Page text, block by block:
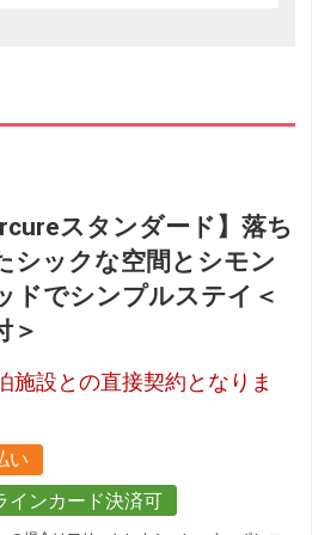
スタンダード】落ち
シックな空間とシモン
ドでシンプルステイ＜
＞
施設との直接契約となりま
い
インカード決済可